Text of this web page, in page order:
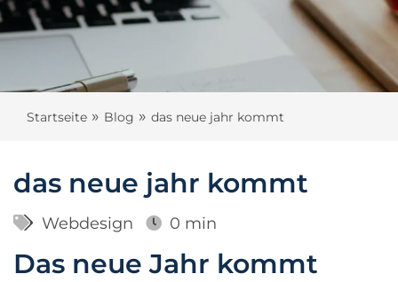
Startseite » Blog » das neue jahr kommt
das neue jahr kommt
Webdesign 0 min
Das neue Jahr kommt